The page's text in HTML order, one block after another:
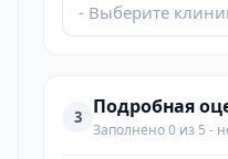
- Выберите
3 Подробная
Заполнено 0 из 5 -